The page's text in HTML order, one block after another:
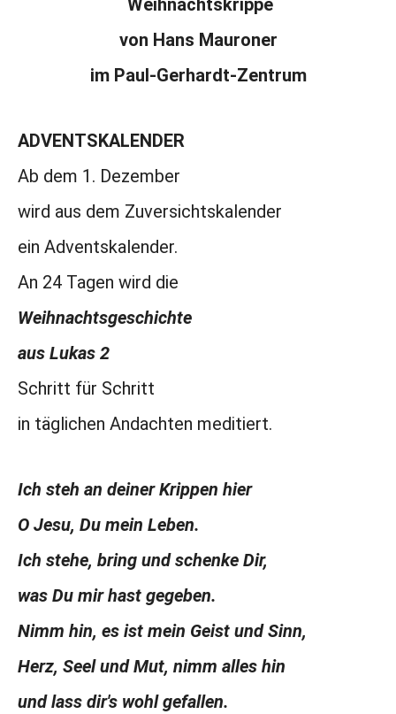
Weihnachtskrippe
von Hans Mauroner
im Paul-Gerhardt-Zentrum
ADVENTSKALENDER
Ab dem 1. Dezember
wird aus dem Zuversichtskalender
ein Adventskalender.
An 24 Tagen wird die
Weihnachtsgeschichte
aus Lukas 2
Schritt für Schritt
in täglichen Andachten meditiert.
Ich steh an deiner Krippen hier
O Jesu, Du mein Leben.
Ich stehe, bring und schenke Dir,
was Du mir hast gegeben.
Nimm hin, es ist mein Geist und Sinn,
Herz, Seel und Mut, nimm alles hin
und lass dir's wohl gefallen.